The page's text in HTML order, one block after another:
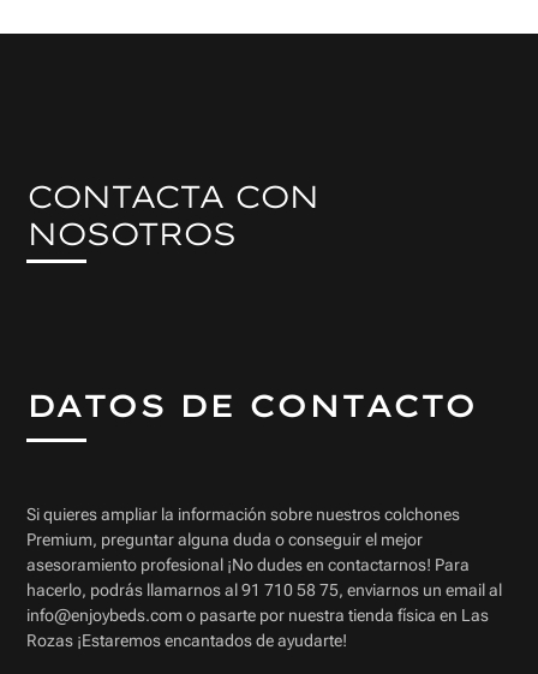
CONTACTA CON
NOSOTROS
DATOS DE CONTACTO
Si quieres ampliar la información sobre nuestros colchones
Premium, preguntar alguna duda o conseguir el mejor
asesoramiento profesional ¡No dudes en contactarnos! Para
hacerlo, podrás llamarnos al 91 710 58 75, enviarnos un email al
info@enjoybeds.com o pasarte por nuestra tienda física en Las
Rozas ¡Estaremos encantados de ayudarte!